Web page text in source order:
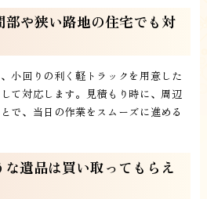
や狭い路地の住宅でも対
小回りの利く軽トラックを用意した
て対応します。見積もり時に、周辺
で、当日の作業をスムーズに進める
遺品は買い取ってもらえ